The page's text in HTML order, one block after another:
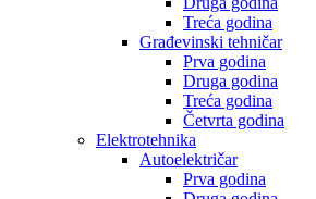
Treća godina
Građevinski tehničar
Prva godina
Druga godina
Treća godina
Četvrta godina
Elektrotehnika
Autoelektričar
Prva godina